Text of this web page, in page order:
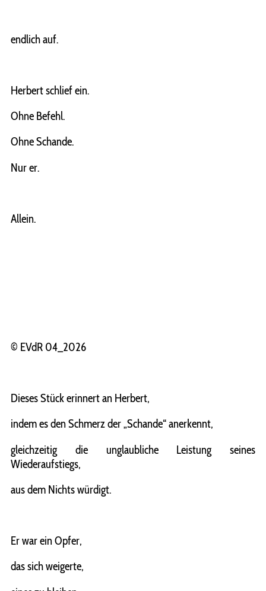
endlich auf.
Herbert schlief ein.
Ohne Befehl.
Ohne Schande.
Nur er.
Allein.
© EVdR 04_2026
Dieses Stück erinnert an Herbert,
indem es den Schmerz der „Schande“ anerkennt,
gleichzeitig die unglaubliche Leistung seines
Wiederaufstiegs,
aus dem Nichts würdigt.
Er war ein Opfer,
das sich weigerte,